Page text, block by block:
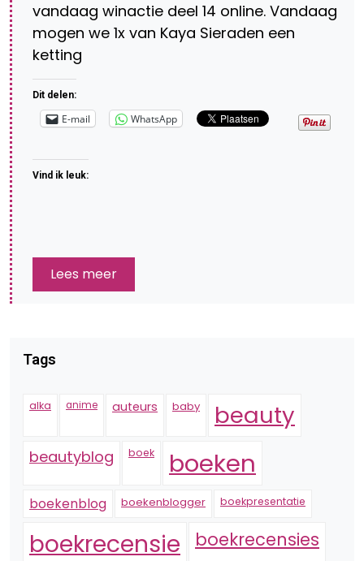
vandaag winactie deel 14 online. Vandaag
mogen we 1x van Kaya Sieraden een
ketting
Dit delen:
E-mail WhatsApp
Vind ik leuk:
Lees meer
Tags
alka anime auteurs baby beauty
beautyblog boek boeken
boekenblog boekenblogger boekpresentatie
boekrecensie boekrecensies